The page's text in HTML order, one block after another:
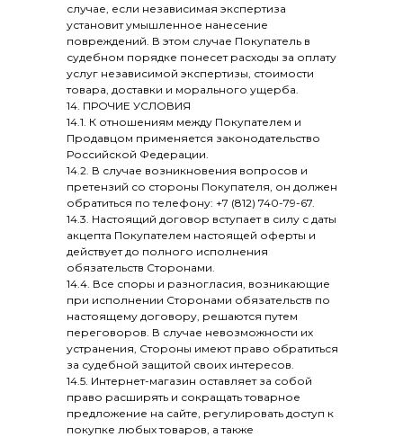
случае, если независимая экспертиза
установит умышленное нанесение
повреждений. В этом случае Покупатель в
судебном порядке понесет расходы за оплату
услуг независимой экспертизы, стоимости
товара, доставки и морального ущерба.
14. ПРОЧИЕ УСЛОВИЯ
14.1. К отношениям между Покупателем и
Продавцом применяется законодательство
Российской Федерации.
14.2. В случае возникновения вопросов и
претензий со стороны Покупателя, он должен
обратиться по телефону: +7 (812) 740-79-67.
14.3. Настоящий договор вступает в силу с даты
акцепта Покупателем настоящей оферты и
действует до полного исполнения
обязательств Сторонами.
14.4. Все споры и разногласия, возникающие
при исполнении Сторонами обязательств по
настоящему договору, решаются путем
переговоров. В случае невозможности их
устранения, Стороны имеют право обратиться
за судебной защитой своих интересов.
14.5. Интернет-магазин оставляет за собой
право расширять и сокращать товарное
предложение на сайте, регулировать доступ к
покупке любых товаров, а также